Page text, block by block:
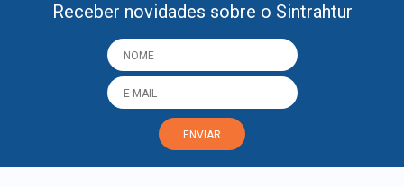
Receber novidades sobre o Sintrahtur
ENVIAR